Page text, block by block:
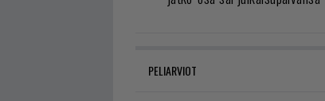
PELIARVIOT